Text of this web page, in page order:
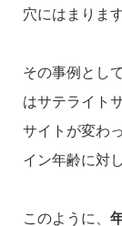
穴にはまります
その事例とし
はサテライト
サイトが変わ
イン年齢に対
このように、